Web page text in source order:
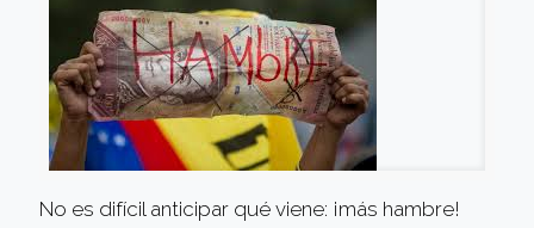
No es difícil anticipar qué viene: ¡más hambre!